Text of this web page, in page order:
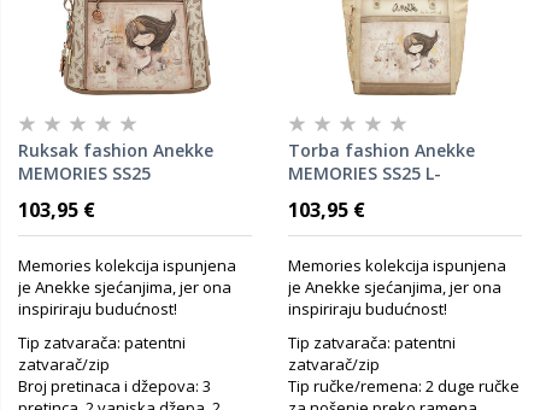
Ruksak fashion Anekke
MEMORIES SS25
103,95 €
Memories kolekcija ispunjena
je Anekke sjećanjima, jer ona
inspiriraju budućnost!
Tip zatvarača: patentni
zatvarač/zip
Broj pretinaca i džepova: 3
Torba fashion Anekke
MEMORIES SS25 L-
P6
103,95 €
Memories kolekcija ispunjena
je Anekke sjećanjima, jer ona
inspiriraju budućnost!
Tip zatvarača: patentni
zatvarač/zip
Tip ručke/remena: 2 duge ručke